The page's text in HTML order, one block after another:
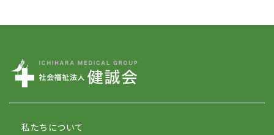
私たちについて